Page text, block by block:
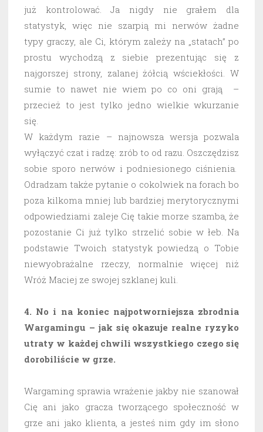
już kontrolować. Ja nigdy nie grałem dla
statystyk, więc nie szarpią mi nerwów żadne
typy graczy, ale Ci, którym zależy na „statach” po
prostu wychodzą z siebie prezentując się z
najgorszej strony, zalanej żółcią wściekłości. W
sumie to nawet nie wiem po co oni grają –
przecież to jest tylko jedno wielkie wkurzanie
się.
W każdym razie – najnowsza wersja pozwala
wyłączyć czat i radzę: zrób to od razu. Oszczędzisz
sobie sporo nerwów i podniesionego ciśnienia.
Odradzam także pytanie o cokolwiek na forach bo
poza kilkoma mniej lub bardziej merytorycznymi
odpowiedziami zaleje Cię takie morze szamba, że
pozostanie Ci już tylko strzelić sobie w łeb. Na
podstawie Twoich statystyk powiedzą o Tobie
niewyobrażalne rzeczy, normalnie więcej niż
Wróż Maciej ze swojej szklanej kuli.
4. No i na koniec najpotworniejsza zbrodnia
Wargamingu – jak się okazuje realne ryzyko
utraty w każdej chwili wszystkiego czego się
dorobiliście w grze.
Wargaming sprawia wrażenie jakby nie szanował
Cię ani jako gracza tworzącego społeczność w
grze ani jako klienta, a jesteś nim gdy im słono